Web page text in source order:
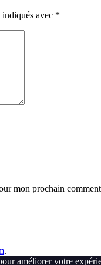
avec *
mon prochain
.
améliorer votre